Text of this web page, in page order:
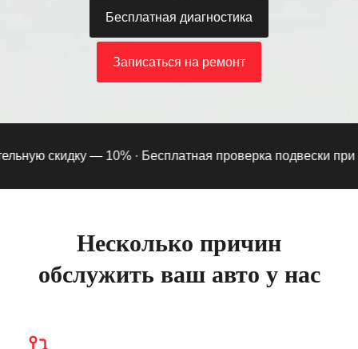
Бесплатная диагностика
Записаться на ремонт
скидку — 10% ·Бесплатная проверка подвески при
Несколько причин
обслужить ваш авто у нас